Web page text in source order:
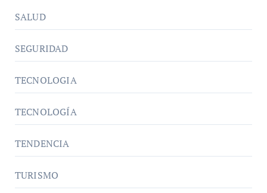
SALUD
SEGURIDAD
TECNOLOGIA
TECNOLOGÍA
TENDENCIA
TURISMO